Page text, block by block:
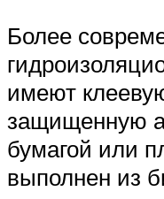
Более
имеют
защищенную
бумагой или
выполнен из